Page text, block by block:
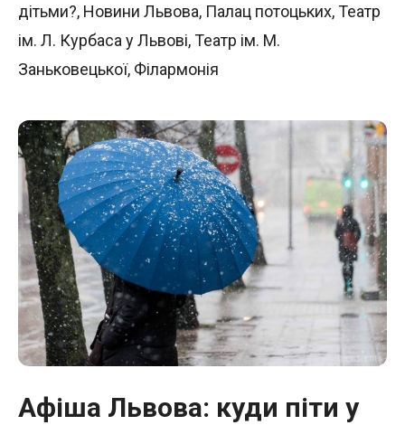
дітьми?, Новини Львова, Палац потоцьких,Театр
ім. Л. Курбаса у Львові,Театр ім. М.
Заньковецької, Філармонія
Афіша Львова: куди піти у